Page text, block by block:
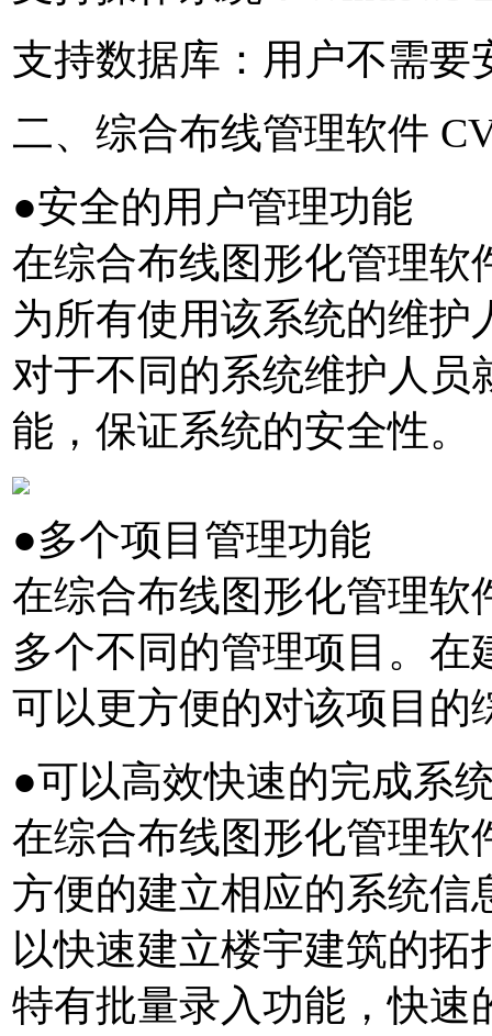
支持数据库：用户不需要
二、综合布线管理软件
●安全的用户管理功能
在综合布线图形化管理软
为所有使用该系统的维
对于不同的系统维护人员
能，保证系统的安全性。
●多个项目管理功能
在综合布线图形化管理软
多个不同的管理项目。
可以更方便的对该项目的
●可以高效快速的完成系
在综合布线图形化管理软
方便的建立相应的系统信
以快速建立楼宇建筑的
特有批量录入功能，快速